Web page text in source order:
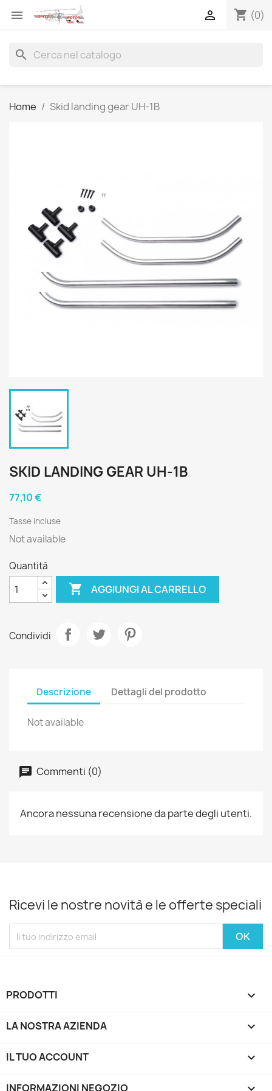
 shopping_cart (0)

search
Home Skid landing gear UH-1B
SKID LANDING GEAR UH-1B
77,10 €
Tasse incluse
Not available
Quantità
 AGGIUNGI AL CARRELLO
Condividi
Descrizione Dettagli del prodotto
Not available
Commenti (0)
Ancora nessuna recensione da parte degli utenti.
Ricevi le nostre novità e le offerte speciali
PRODOTTI 
LA NOSTRA AZIENDA 
IL TUO ACCOUNT 
INFORMAZIONI NEGOZIO